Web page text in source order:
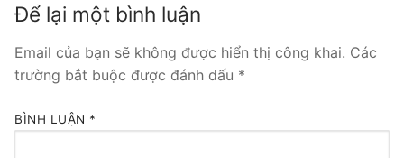
HOSTED PHONE SYSTEM
Tổng đài Yeastar Cloud
Để lại một bình luận
Email của bạn sẽ không được hiển thị công khai. Các
trường bắt buộc được đánh dấu *
BÌNH LUẬN *